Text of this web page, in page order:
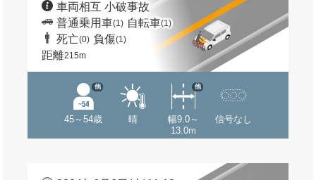
車両相互 小破事故
普通乗用車(1) 自転車(1)
死亡(0) 負傷(1)
距離215m
45～54歳
他
晴
幅9.0～
13.0m
他
信号なし